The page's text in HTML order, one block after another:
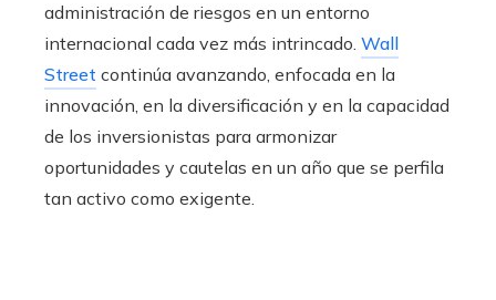
administración de riesgos en un entorno
internacional cada vez más intrincado. Wall
Street continúa avanzando, enfocada en la
innovación, en la diversificación y en la capacidad
de los inversionistas para armonizar
oportunidades y cautelas en un año que se perfila
tan activo como exigente.